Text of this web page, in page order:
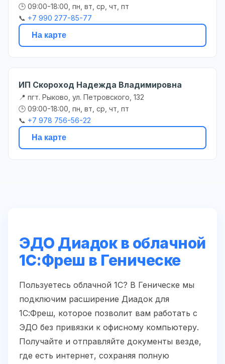
🕒 09:00-18:00, пн, вт, ср, чт, пт
📞 +7 990 277-85-77
На карте
ИП Скороход Надежда Владимировна
📍 пгт. Рыково, ул. Петровского, 132
🕒 09:00-18:00, пн, вт, ср, чт, пт
📞 +7 978 756-56-22
На карте
ЭДО Диадок в облачной
1С:Фреш в Геническе
Пользуетесь облачной 1С? В Геническе мы
подключим расширение Диадок для
1С:Фреш, которое позволит вам работать с
ЭДО без привязки к офисному компьютеру.
Получайте и отправляйте документы везде,
где есть интернет, сохраняя полную